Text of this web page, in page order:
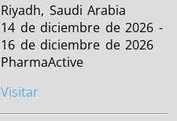
Riyadh, Saudi Arabia
14 de diciembre de 2026 -
16 de diciembre de 2026
PharmaActive
Visitar